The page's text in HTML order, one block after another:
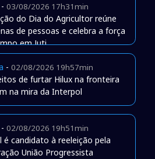
- 03/08/2026 17h31min
do Dia do Agricultor reúne
de pessoas e celebra a força
em Juti
- 02/08/2026 19h57min
de furtar Hilux na fronteira
na mira da Interpol
- 02/08/2026 19h51min
é candidato à reeleição pela
União Progressista